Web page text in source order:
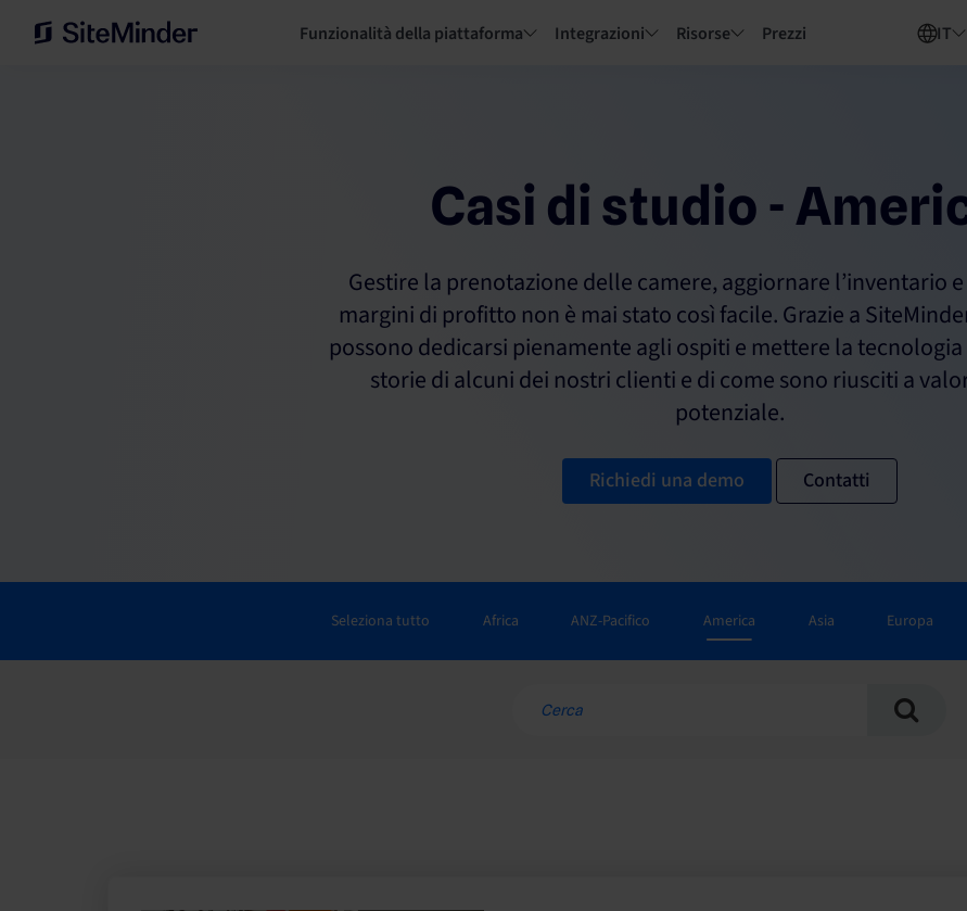
Funzionalità della piattaforma Integrazioni Risorse Prezzi IT
Casi di studio -
Gestire la prenotazione delle camere, aggiornare l’inventario
margini di profitto non è mai stato così facile. Grazie a
possono dedicarsi pienamente agli ospiti e mettere la
storie di alcuni dei nostri clienti e di come sono riusciti a
potenziale.
Richiedi una demo Contatti
Seleziona tutto Africa ANZ-Pacifico America Asia Europa